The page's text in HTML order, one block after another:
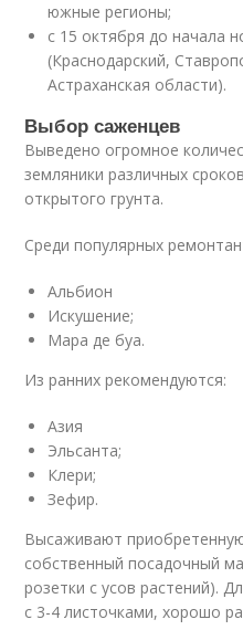
южные регионы;
с 15 октября до начала
(Краснодарский,
Астраханская области).
Выбор саженцев
Выведено огромное
земляники различных
открытого грунта.
Среди популярных
Альбион
Искушение;
Мара де буа.
Из ранних рекомендуются:
Азия
Эльсанта;
Клери;
Зефир.
Высаживают
собственный посадочный
розетки с усов растений).
с 3-4 листочками, хорошо